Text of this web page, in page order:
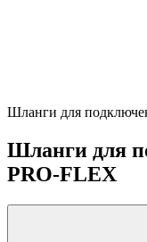
Шланги для
Шланги для
PRO-FLEX